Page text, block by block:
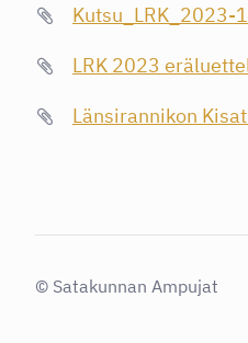
Kutsu_LRK_2023-
LRK 2023
Länsirannikon
© Satakunnan Ampujat